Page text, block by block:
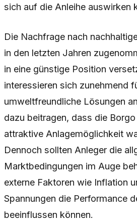
sich auf die Anleihe auswirken
Die Nachfrage nach
in den letzten Jahren
in eine günstige Position
interessieren sich zunehmend
umweltfreundliche Lösungen
dazu beitragen, dass die
attraktive Anlagemöglichkeit
Dennoch sollten Anleger die
Marktbedingungen im Auge
externe Faktoren wie Inflation
Spannungen die Performance
beeinflussen können.